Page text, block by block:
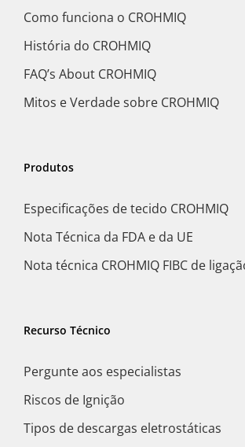
Como funciona o CROHMIQ
História do CROHMIQ
FAQ’s About CROHMIQ
Mitos e Verdade sobre CROHMIQ
Produtos
Especificações de tecido CROHMIQ
Nota Técnica da FDA e da UE
Nota técnica CROHMIQ FIBC de
Recurso Técnico
Pergunte aos especialistas
Riscos de Ignição
Tipos de descargas eletrostáticas